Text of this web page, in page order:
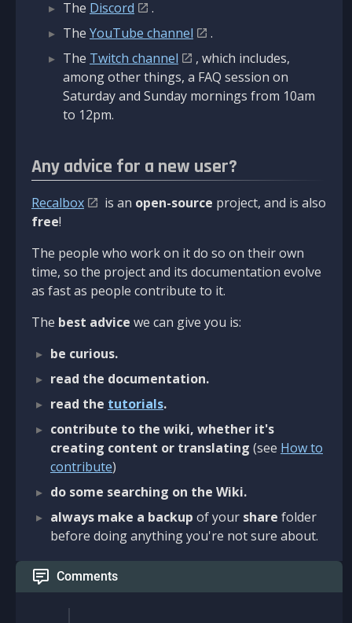
The Discord
.
The YouTube channel
.
The Twitch channel
, which includes,
among other things, a FAQ session on
Saturday and Sunday mornings from 10am
to 12pm.
Any advice for a new user?
Recalbox is an open-source project, and is also
free!
The people who work on it do so on their own
time, so the project and its documentation evolve
as fast as people contribute to it.
The best advice we can give you is:
be curious.
read the documentation.
read the tutorials.
contribute to the wiki, whether it's
creating content or translating (see How to
contribute)
do some searching on the Wiki.
always make a backup of your share folder
before doing anything you're not sure about.
Comments